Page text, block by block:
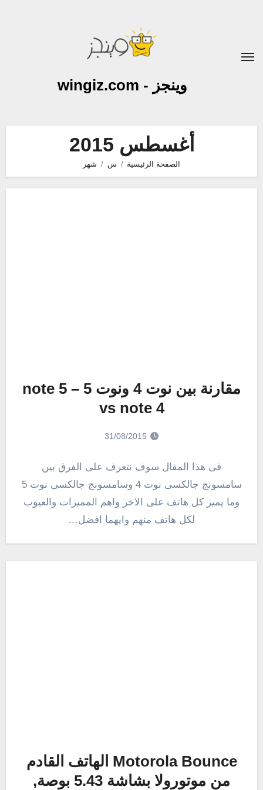
وينجز - wingiz.com
أغسطس 2015
الصفحة الرئيسية س شهر
مقارنة بين نوت 4 ونوت 5 – note 5
vs note 4
31/08/2015
فى هذا المقال سوف نتعرف على الفرق بين
سامسونج جالكسى نوت 4 وسامسونج جالكسى نوت 5
وما يميز كل هاتف على الاخر واهم المميزات والعيوب
لكل هاتف منهم وايهما افضل…
Motorola Bounce الهاتف القادم
من موتورولا بشاشة 5.43 بوصة,